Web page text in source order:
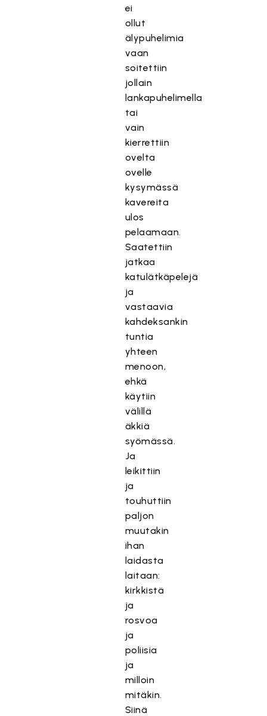
ei
ollut
älypuhelimia
vaan
soitettiin
jollain
lankapuhelimella
tai
vain
kierrettiin
ovelta
ovelle
kysymässä
kavereita
ulos
pelaamaan.
Saatettiin
jatkaa
katulätkäpelejä
ja
vastaavia
kahdeksankin
tuntia
yhteen
menoon,
ehkä
käytiin
välillä
äkkiä
syömässä.
Ja
leikittiin
ja
touhuttiin
paljon
muutakin
ihan
laidasta
laitaan:
kirkkistä
ja
rosvoa
ja
poliisia
ja
milloin
mitäkin.
Siinä